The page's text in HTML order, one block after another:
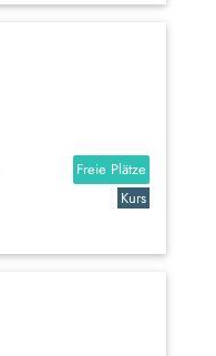
Freie Plätze
Kurs